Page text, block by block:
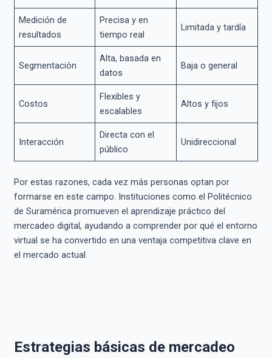
Medición de
resultados
Precisa y en
tiempo real
Limitada y tardía
Segmentación
Alta, basada en
datos
Baja o general
Costos
Flexibles y
escalables
Altos y fijos
Interacción
Directa con el
público
Unidireccional
Por estas razones, cada vez más personas optan por
formarse en este campo. Instituciones como el Politécnico
de Suramérica promueven el aprendizaje práctico del
mercadeo digital, ayudando a comprender por qué el entorno
virtual se ha convertido en una ventaja competitiva clave en
el mercado actual.
Estrategias básicas de mercadeo